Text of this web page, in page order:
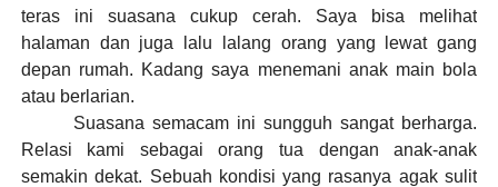
teras ini suasana cukup cerah. Saya bisa melihat
halaman dan juga lalu lalang orang yang lewat gang
depan rumah. Kadang saya menemani anak main bola
atau berlarian.
Suasana semacam ini sungguh sangat berharga.
Relasi kami sebagai orang tua dengan anak-anak
semakin dekat. Sebuah kondisi yang rasanya agak sulit